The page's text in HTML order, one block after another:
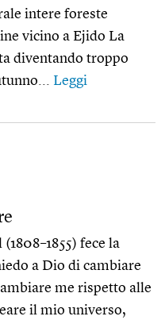
intere foreste
vicino a Ejido La
diventando troppo
Leggi
fece la
a Dio di cambiare
me rispetto alle
il mio universo,